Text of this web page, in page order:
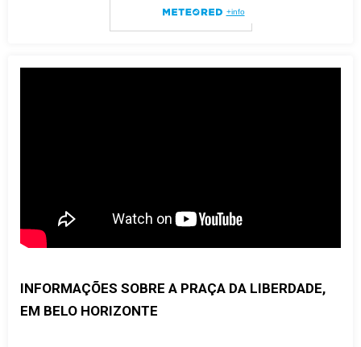
INFORMAÇÕES SOBRE A PRAÇA DA LIBERDADE,
EM BELO HORIZONTE